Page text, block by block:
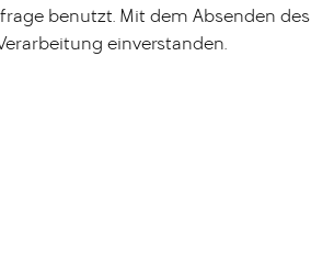
benutzt. Mit dem Absenden des
einverstanden.